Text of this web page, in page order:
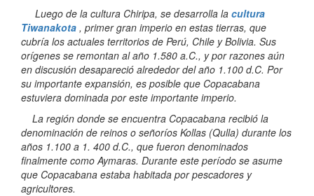
Luego de la cultura Chiripa, se desarrolla la cultura
Tiwanakota , primer gran imperio en estas tierras, que
cubría los actuales territorios de Perú, Chile y Bolivia. Sus
orígenes se remontan al año 1.580 a.C., y por razones aún
en discusión desapareció alrededor del año 1.100 d.C. Por
su importante expansión, es posible que Copacabana
estuviera dominada por este importante imperio.
La región donde se encuentra Copacabana recibió la
denominación de reinos o señoríos Kollas (Qulla) durante los
años 1.100 a 1. 400 d.C., que fueron denominados
finalmente como Aymaras. Durante este período se asume
que Copacabana estaba habitada por pescadores y
agricultores.